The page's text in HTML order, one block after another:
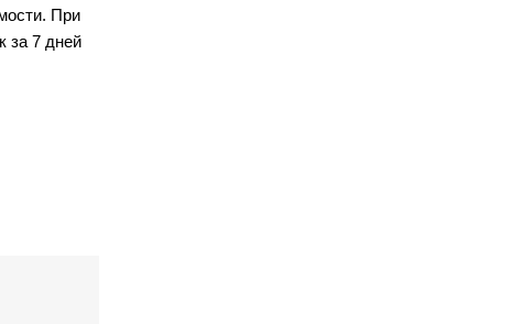
При
за 7 дней